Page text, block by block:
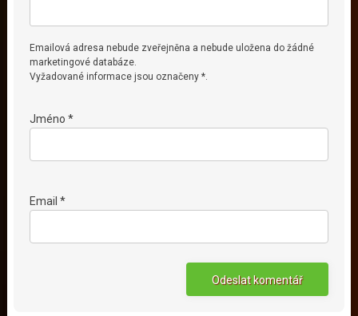
Emailová adresa nebude zveřejněna a nebude uložena do žádné
marketingové databáze.
Vyžadované informace jsou označeny *.
Jméno *
Email *